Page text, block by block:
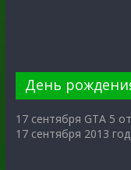
День
17 сентября GTA 5
17 сентября 2013